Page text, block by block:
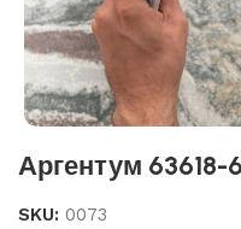
Аргентум 63618-
SKU: 0073